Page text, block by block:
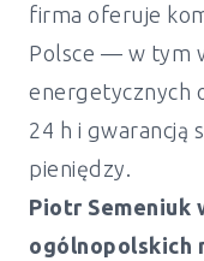
firma oferuje
Polsce — w tym
energetycznych
24 h i gwarancją
pieniędzy.
Piotr Semeniuk
ogólnopolskich